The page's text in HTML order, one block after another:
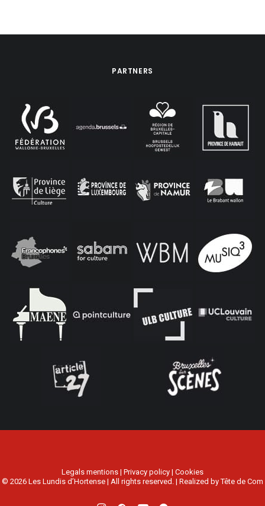
PARTNERS
Legals mentions | Privacy policy | Cookies
© 2026 Les Lundis d’Hortense | All rights reserved. | Realized byTête de Com